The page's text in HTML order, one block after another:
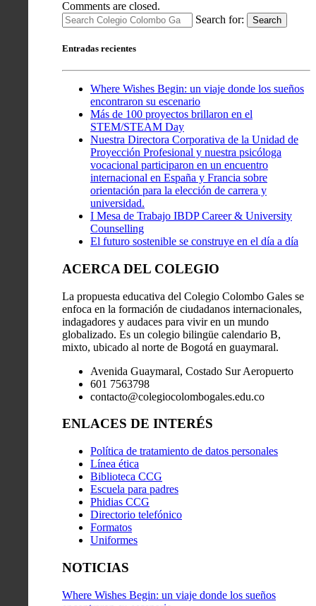
Comments are closed.
Search for:
Search
Entradas recientes
Where Wishes Begin: un viaje donde los sueños
encontraron su escenario
Más de 100 proyectos brillaron en el
STEM/STEAM Day
Nuestra Directora Corporativa de la Unidad de
Proyección Profesional y nuestra psicóloga
vocacional participaron en un encuentro
internacional en España y Francia sobre
orientación para la elección de carrera y
universidad.
I Mesa de Trabajo IBDP Career & University
Counselling
El futuro sostenible se construye en el día a día
ACERCA DEL COLEGIO
La propuesta educativa del Colegio Colombo Gales se
enfoca en la formación de ciudadanos internacionales,
indagadores y audaces para vivir en un mundo
globalizado. Es un colegio bilingüe calendario B,
mixto, ubicado al norte de Bogotá en guaymaral.
Avenida Guaymaral, Costado Sur Aeropuerto
601 7563798
contacto@colegiocolombogales.edu.co
ENLACES DE INTERÉS
Política de tratamiento de datos personales
Línea ética
Biblioteca CCG
Escuela para padres
Phidias CCG
Directorio telefónico
Formatos
Uniformes
NOTICIAS
Where Wishes Begin: un viaje donde los sueños